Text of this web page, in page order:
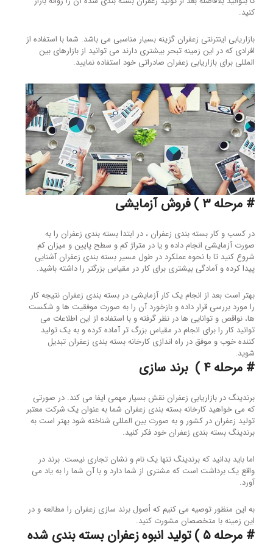
کنید.
بازاریابی اینترنتی زعفران گزینه بسیار مناسبی می باشد. شما با استفاده از
افرادی که در این زمینه تبحر بیشتری دارند می توانید از بازارهای بین
المللی برای بازاریابی زعفران صادراتی خود استفاده نمایید.
# مرحله ۳ ) فروش آزمایشی
در کسب و کار بسته بندی زعفران ، در ابتدا بسته بندی زعفران را به
صورت آزمایشی انجام داده و یا در متراژ کم و سطح پایین و میزان کم
شروع کنید تا با نحوه عملکرد در طول مسیر بسته بندی زعفران آشنایی
پیدا کرده و آمادگی بیشتری برای کار در مقیاس بزرگتر را داشته باشید.
بهتر است بعد از انجام یک کار آزمایشی در بسته بندی زعفران نتیجه کار
را مورد بررسی قرار داده و بازخورد آن را به صورت موفقیت ها و شکست
ها، نواقص و توانایی ها در نظر گرفته و با استفاده از این اطلاعات می
توانید کار را برای انجام در مقیاس بزرگ تر آماده کرده و به یک تولید
کننده خوب و موفق در راه اندازی کارخانه بسته بندی زعفران تبدیل
شوید.
# مرحله ۴ ) برند سازی
برندینگ در بازاریابی زعفران نقش بسیار مهمی ایفا می کند. در صورتی
که می خواهید کارخانه بسته بندی زعفران شما به عنوان یک شرکت معتبر
تولید زعفران در کشور و به صورت بین المللی شناخته شود بهتر است به
برندینگ بسته بندی زعفران خود فکر کنید.
اما باید بدانید که برندینگ تنها یک نام و نشان تجاری نیست. برند در
واقع یک برداشت است که مشتری از شما دارد و با آن شما را به یاد می
آورد.
به این منظور توصیه می کنیم که أصول برند سازی زعفران را مطالعه و در
این زمینه با متخصصان مشورت کنید.
# مرحله ۵ ) تولید انبوه زعفران بسته بندی شده